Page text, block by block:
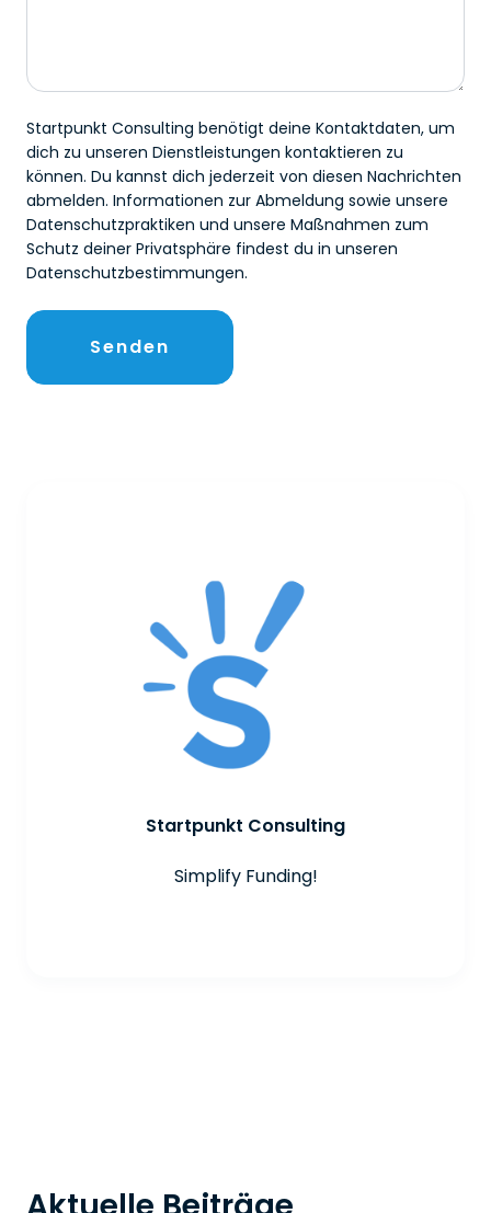
Startpunkt Consulting benötigt deine Kontaktdaten, um
dich zu unseren Dienstleistungen kontaktieren zu
können. Du kannst dich jederzeit von diesen Nachrichten
abmelden. Informationen zur Abmeldung sowie unsere
Datenschutzpraktiken und unsere Maßnahmen zum
Schutz deiner Privatsphäre findest du in unseren
Datenschutzbestimmungen.
Startpunkt Consulting
Simplify Funding!